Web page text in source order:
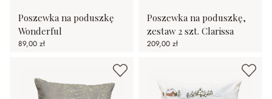
Poszewka na poduszkę
Wonderful
89,00 zł
Poszewka na poduszkę,
zestaw 2 szt. Clarissa
209,00 zł